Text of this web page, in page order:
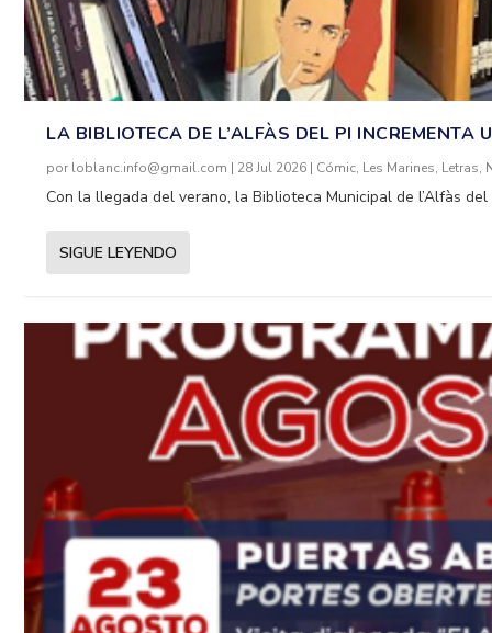
LA BIBLIOTECA DE L’ALFÀS DEL PI
por loblanc.info@gmail.com | 28 Jul 2026 | Cómic, Les Marines, Letras,
Con la llegada del verano, la Biblioteca Municipal de l’Alfàs
SIGUE LEYENDO